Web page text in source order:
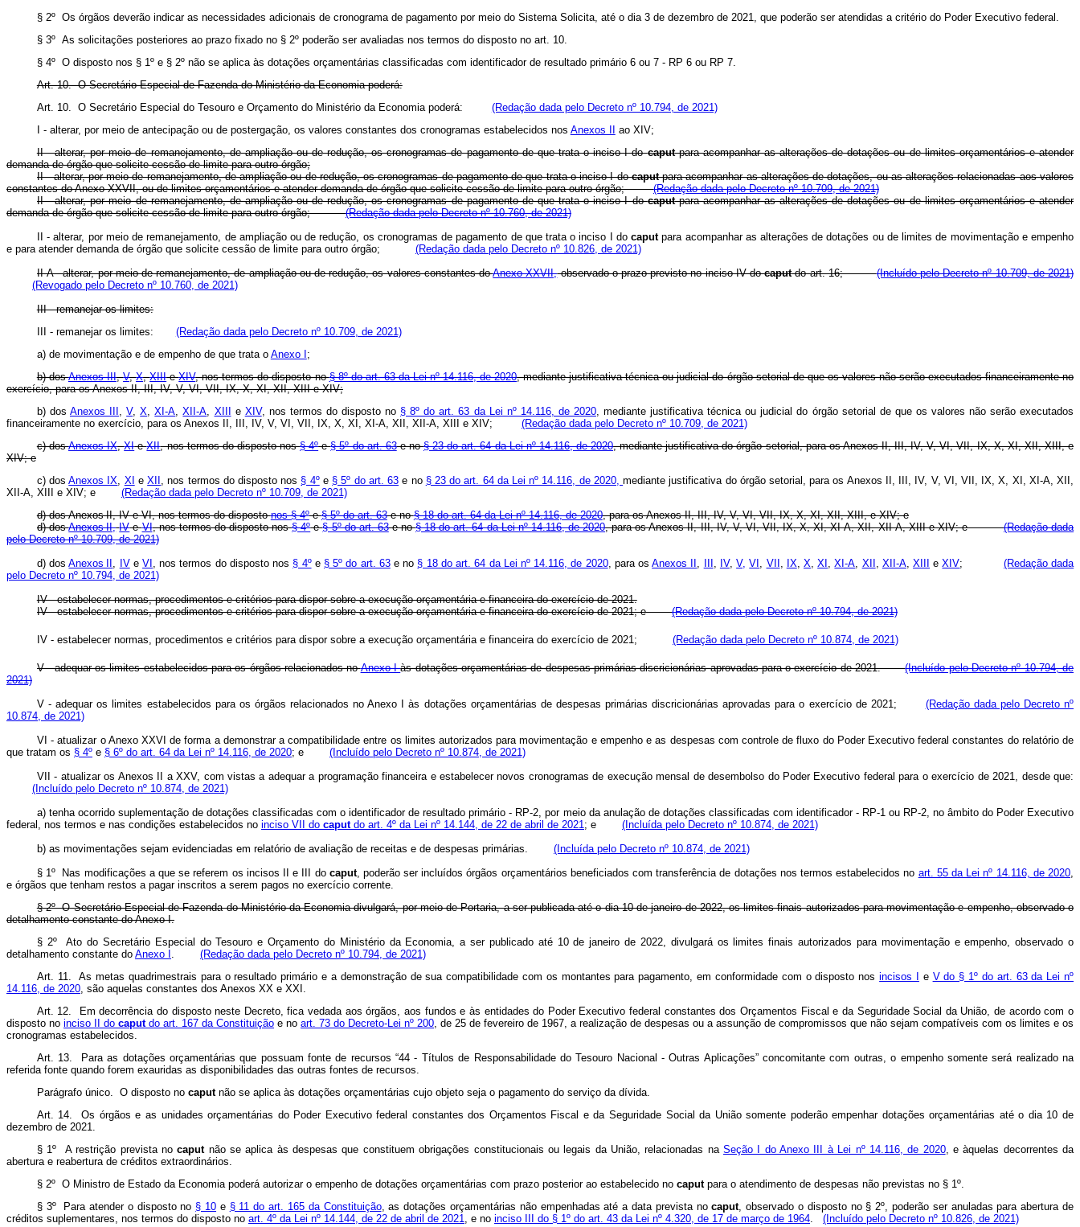
§ 2º Os órgãos deverão indicar as necessidades adicionais de cronograma de pagamento por meio do Sistema Solicita, até o dia 3 de dezembro de 2021, que poderão ser atendidas a critério do Poder Executivo federal.
§ 3º As solicitações posteriores ao prazo fixado no § 2º poderão ser avaliadas nos termos do disposto no art. 10.
§ 4º O disposto nos § 1º e § 2º não se aplica às dotações orçamentárias classificadas com identificador de resultado primário 6 ou 7 - RP 6 ou RP 7.
Art. 10. O Secretário Especial de Fazenda do Ministério da Economia poderá:
Art. 10. O Secretário Especial do Tesouro e Orçamento do Ministério da Economia poderá: (Redação dada pelo Decreto nº 10.794, de 2021)
I - alterar, por meio de antecipação ou de postergação, os valores constantes dos cronogramas estabelecidos nos Anexos II
ao XIV;
II - alterar, por meio de remanejamento, de ampliação ou de redução, os cronogramas de pagamento de que trata o inciso I docaputpara acompanhar as alterações de dotações ou de limites orçamentários e atender
demanda de órgão que solicite cessão de limite para outro órgão;
II - alterar, por meio de remanejamento, de ampliação ou de redução, os cronogramas de pagamento de que trata o inciso I docaputpara acompanhar as alterações de dotações, ou as alterações relacionadas aos valores
constantes do Anexo XXVII, ou de limites orçamentários e atender demanda de órgão que solicite cessão de limite para outro órgão;(Redação dada pelo Decreto nº 10.709, de 2021)
II - alterar, por meio de remanejamento, de ampliação ou de redução, os cronogramas de pagamento de que trata o inciso I docaputpara acompanhar as alterações de dotações ou de limites orçamentários e atender
demanda de órgão que solicite cessão de limite para outro órgão;(Redação dada pelo Decreto nº 10.760, de 2021)
II - alterar, por meio de remanejamento, de ampliação ou de redução, os cronogramas de pagamento de que trata o inciso I docaputpara acompanhar as alterações de dotações ou de limites de movimentação e empenho
e para atender demanda de órgão que solicite cessão de limite para outro órgão; (Redação dada pelo Decreto nº 10.826, de 2021)
II-A - alterar, por meio de remanejamento, de ampliação ou de redução, os valores constantes doAnexo XXVII,observado o prazo previsto no inciso IV docaputdo art. 16;(Incluído pelo Decreto nº 10.709, de 2021)
(Revogado pelo Decreto nº 10.760, de 2021)
III - remanejar os limites:
III - remanejar os limites: (Redação dada pelo Decreto nº 10.709, de 2021)
a) de movimentação e de empenho de que trata o Anexo I ;
b) dosAnexos III,V,X,XIIIeXIV, nos termos do disposto no§ 8º do art. 63 da Lei nº 14.116, de 2020, mediante justificativa técnica ou judicial do órgão setorial de que os valores não serão executados financeiramente no
exercício, para os Anexos II, III, IV, V, VI, VII, IX, X, XI, XII, XIII e XIV;
b) dos Anexos III ,V,X,XI-A,XII-A, XIII e XIV, nos termos do disposto no § 8º do art. 63 da Lei nº 14.116, de 2020, mediante justificativa técnica ou judicial do órgão setorial de que os valores não serão executados
financeiramente no exercício, para os Anexos II, III, IV, V, VI, VII, IX, X, XI, XI-A, XII, XII-A, XIII e XIV; (Redação dada pelo Decreto nº 10.709, de 2021)
c) dosAnexos IX,XIeXII, nos termos do disposto nos§ 4ºe§ 5º do art. 63e no§ 23 do art. 64 da Lei nº 14.116, de 2020, mediante justificativa do órgão setorial, para os Anexos II, III, IV, V, VI, VII, IX, X, XI, XII, XIII, e
XIV; e
c) dosAnexos IX, XI eXII , nos termos do disposto nos § 4ºe § 5º do art. 63 e no § 23 do art. 64 da Lei nº 14.116, de 2020,mediante justificativa do órgão setorial, para os Anexos II, III, IV, V, VI, VII, IX, X, XI, XI-A, XII,
XII-A, XIII e XIV; e (Redação dada pelo Decreto nº 10.709, de 2021)
d) dos Anexos II, IV e VI, nos termos do dispostonos § 4ºe§ 5º do art. 63e no§ 18 do art. 64 da Lei nº 14.116, de 2020, para os Anexos II, III, IV, V, VI, VII, IX, X, XI, XII, XIII, e XIV; e
d) dosAnexos II, IVeVI, nos termos do disposto nos§ 4ºe§ 5º do art. 63e no§ 18 do art. 64 da Lei nº 14.116, de 2020, para os Anexos II, III, IV, V, VI, VII, IX, X, XI, XI-A, XII, XII-A, XIII e XIV; e(Redação dada
pelo Decreto nº 10.709, de 2021)
d) dosAnexos II , IVeVI , nos termos do disposto nos § 4ºe § 5º do art. 63e no § 18 do art. 64 da Lei nº 14.116, de 2020, para osAnexos II , , IV,V, VI , VII , IX, X,XI ,XI-A, XII , XII-A,XIII eXIV; (Redação dada
pelo Decreto nº 10.794, de 2021)
IV - estabelecer normas, procedimentos e critérios para dispor sobre a execução orçamentária e financeira do exercício de 2021.
IV - estabelecer normas, procedimentos e critérios para dispor sobre a execução orçamentária e financeira do exercício de 2021; e(Redação dada pelo Decreto nº 10.794, de 2021)
IV - estabelecer normas, procedimentos e critérios para dispor sobre a execução orçamentária e financeira do exercício de 2021; (Redação dada pelo Decreto nº 10.874, de 2021)
V - adequar os limites estabelecidos para os órgãos relacionados noAnexo Iàs dotações orçamentárias de despesas primárias discricionárias aprovadas para o exercício de 2021.(Incluído pelo Decreto nº 10.794, de
2021)
V - adequar os limites estabelecidos para os órgãos relacionados no Anexo I às dotações orçamentárias de despesas primárias discricionárias aprovadas para o exercício de 2021;
(Redação dada pelo Decreto nº
10.874, de 2021)
VI - atualizar o Anexo XXVI de forma a demonstrar a compatibilidade entre os limites autorizados para movimentação e empenho e as despesas com controle de fluxo do Poder Executivo federal constantes do relatório de
que tratam os § 4º e § 6º do art. 64 da Lei nº 14.116, de 2020; e (Incluído pelo Decreto nº 10.874, de 2021)
VII - atualizar os Anexos II a XXV, com vistas a adequar a programação financeira e estabelecer novos cronogramas de execução mensal de desembolso do Poder Executivo federal para o exercício de 2021, desde que:
(Incluído pelo Decreto nº 10.874, de 2021)
a) tenha ocorrido suplementação de dotações classificadas com o identificador de resultado primário - RP-2, por meio da anulação de dotações classificadas com identificador - RP-1 ou RP-2, no âmbito do Poder Executivo
federal, nos termos e nas condições estabelecidos no inciso VII do caputdo art. 4º da Lei nº 14.144, de 22 de abril de 2021; e
(Incluída pelo Decreto nº 10.874, de 2021)
b) as movimentações sejam evidenciadas em relatório de avaliação de receitas e de despesas primárias. (Incluída pelo Decreto nº 10.874, de 2021)
§ 1º Nas modificações a que se referem os incisos II e III do caput, poderão ser incluídos órgãos orçamentários beneficiados com transferência de dotações nos termos estabelecidos no art. 55 da Lei nº 14.116, de 2020,
e órgãos que tenham restos a pagar inscritos a serem pagos no exercício corrente.
§ 2º O Secretário Especial de Fazenda do Ministério da Economia divulgará, por meio de Portaria, a ser publicada até o dia 10 de janeiro de 2022, os limites finais autorizados para movimentação e empenho, observado o
detalhamento constante do Anexo I.
§ 2º Ato do Secretário Especial do Tesouro e Orçamento do Ministério da Economia, a ser publicado até 10 de janeiro de 2022, divulgará os limites finais autorizados para movimentação e empenho, observado o
detalhamento constante do Anexo I . (Redação dada pelo Decreto nº 10.794, de 2021)
Art. 11. As metas quadrimestrais para o resultado primário e a demonstração de sua compatibilidade com os montantes para pagamento, em conformidade com o disposto nosincisos I e V do § 1º do art. 63 da Lei nº
14.116, de 2020, são aquelas constantes dos Anexos XX e XXI.
Art. 12. Em decorrência do disposto neste Decreto, fica vedada aos órgãos, aos fundos e às entidades do Poder Executivo federal constantes dos Orçamentos Fiscal e da Seguridade Social da União, de acordo com o
disposto no inciso II do caputdo art. 167 da Constituição e no art. 73 do Decreto-Lei nº 200, de 25 de fevereiro de 1967, a realização de despesas ou a assunção de compromissos que não sejam compatíveis com os limites e os
cronogramas estabelecidos.
Art. 13. Para as dotações orçamentárias que possuam fonte de recursos “44 - Títulos de Responsabilidade do Tesouro Nacional - Outras Aplicações” concomitante com outras, o empenho somente será realizado na
referida fonte quando forem exauridas as disponibilidades das outras fontes de recursos.
Parágrafo único. O disposto no caputnão se aplica às dotações orçamentárias cujo objeto seja o pagamento do serviço da dívida.
Art. 14. Os órgãos e as unidades orçamentárias do Poder Executivo federal constantes dos Orçamentos Fiscal e da Seguridade Social da União somente poderão empenhar dotações orçamentárias até o dia 10 de
dezembro de 2021.
§ 1º A restrição prevista nocaputnão se aplica às despesas que constituem obrigações constitucionais ou legais da União, relacionadas naSeção I do Anexo III à Lei nº 14.116, de 2020, e àquelas decorrentes da
abertura e reabertura de créditos extraordinários.
§ 2º O Ministro de Estado da Economia poderá autorizar o empenho de dotações orçamentárias com prazo posterior ao estabelecido no caputpara o atendimento de despesas não previstas no § 1º.
§ 3º Para atender o disposto no § 10 e § 11 do art. 165 da Constituição, as dotações orçamentárias não empenhadas até a data prevista nocaput, observado o disposto no § 2º, poderão ser anuladas para abertura de
créditos suplementares, nos termos do disposto no art. 4º da Lei nº 14.144, de 22 de abril de 2021, e no inciso III do § 1º do art. 43 da Lei nº 4.320, de 17 de março de 1964. (Incluído pelo Decreto nº 10.826, de 2021)